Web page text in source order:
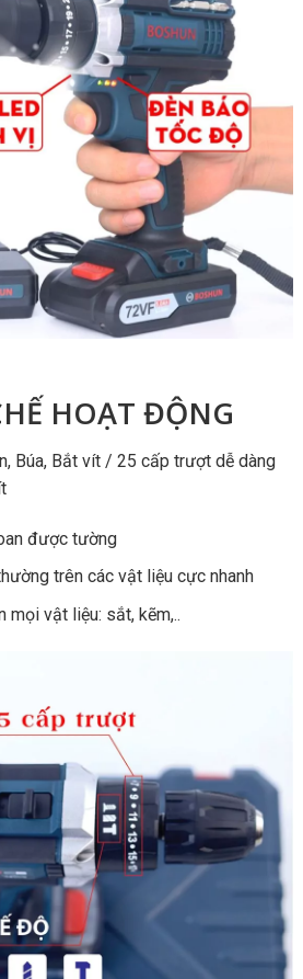
HOẠT ĐỘNG
Búa, Bắt vít / 25 cấp trượt dễ dàng
được tường
trên các vật liệu cực nhanh
mọi vật liệu: sắt, kẽm,..